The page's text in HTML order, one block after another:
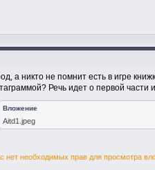
а никто не помнит есть в игре
Речь идет о первой части
Вложение
Aitd1.jpeg
нет необходимых прав для просмотра